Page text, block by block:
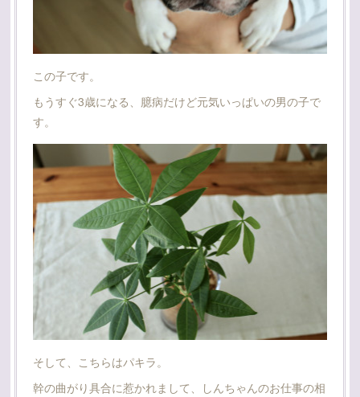
この子です。
もうすぐ3歳になる、臆病だけど元気いっぱいの男の子で
す。
そして、こちらはパキラ。
幹の曲がり具合に惹かれまして、しんちゃんのお仕事の相